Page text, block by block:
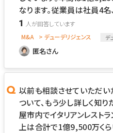
なります。従業員は社員4名
1
M&A > デューデリジェンス デ
匿名さん
以前も相談させていただい
ついて、もう少し詳しく知
屋市内でイタリアンレスト
上は合計で1億9,500万く